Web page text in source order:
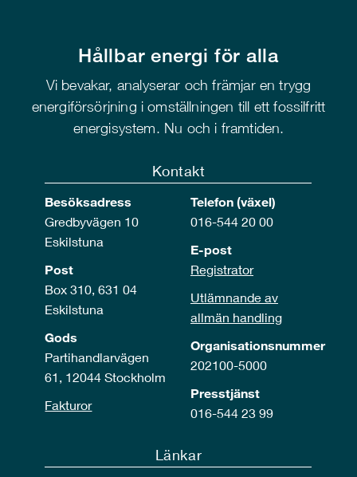
Hållbar energi för alla
Vi bevakar, analyserar och främjar en trygg
energiförsörjning i omställningen till ett fossilfritt
energisystem. Nu och i framtiden.
Kontakt
Besöksadress
Gredbyvägen 10
Eskilstuna
Post
Box 310, 631 04
Eskilstuna
Gods
Partihandlarvägen
61, 12044 Stockholm
Fakturor
Telefon (växel)
016-544 20 00
E-post
Registrator
Utlämnande av
allmän handling
Organisationsnummer
202100-5000
Presstjänst
016-544 23 99
Länkar